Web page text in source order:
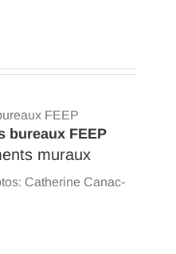
bureaux FEEP
muraux
Catherine Canac-